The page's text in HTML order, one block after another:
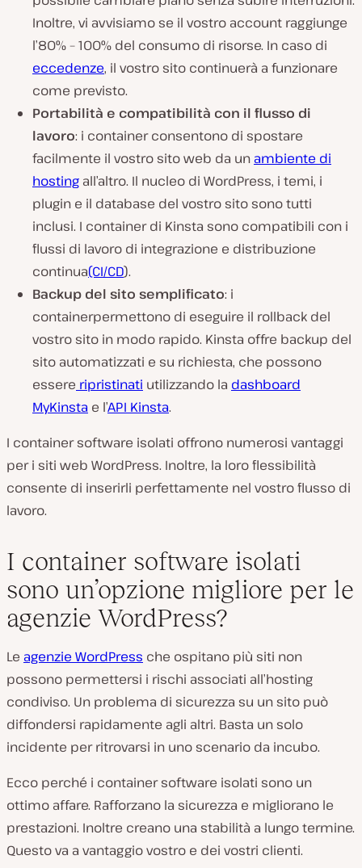
Inoltre, vi avvisiamo se il vostro account raggiunge
l’80% – 100% del consumo di risorse. In caso di
eccedenze, il vostro sito continuerà a funzionare
come previsto.
Portabilità e compatibilità con il flusso di
lavoro: i container consentono di spostare
facilmente il vostro sito web da un ambiente di
hosting all’altro. Il nucleo di WordPress, i temi, i
plugin e il database del vostro sito sono tutti
inclusi. I container di Kinsta sono compatibili con i
flussi di lavoro di integrazione e distribuzione
continua(CI/CD).
Backup del sito semplificato: i
containerpermettono di eseguire il rollback del
vostro sito in modo rapido. Kinsta offre backup del
sito automatizzati e su richiesta, che possono
essere ripristinati utilizzando la dashboard
MyKinsta e l’API Kinsta.
I container software isolati offrono numerosi vantaggi
per i siti web WordPress. Inoltre, la loro flessibilità
consente di inserirli perfettamente nel vostro flusso di
lavoro.
I container software isolati
sono un’opzione migliore per le
agenzie WordPress?
Le agenzie WordPress che ospitano più siti non
possono permettersi i rischi associati all’hosting
condiviso. Un problema di sicurezza su un sito può
diffondersi rapidamente agli altri. Basta un solo
incidente per ritrovarsi in uno scenario da incubo.
Ecco perché i container software isolati sono un
ottimo affare. Rafforzano la sicurezza e migliorano le
prestazioni. Inoltre creano una stabilità a lungo termine.
Questo va a vantaggio vostro e dei vostri clienti.